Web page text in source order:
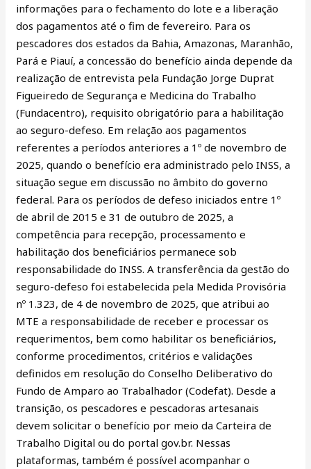
informações para o fechamento do lote e a liberação
dos pagamentos até o fim de fevereiro. Para os
pescadores dos estados da Bahia, Amazonas, Maranhão,
Pará e Piauí, a concessão do benefício ainda depende da
realização de entrevista pela Fundação Jorge Duprat
Figueiredo de Segurança e Medicina do Trabalho
(Fundacentro), requisito obrigatório para a habilitação
ao seguro-defeso. Em relação aos pagamentos
referentes a períodos anteriores a 1º de novembro de
2025, quando o benefício era administrado pelo INSS, a
situação segue em discussão no âmbito do governo
federal. Para os períodos de defeso iniciados entre 1º
de abril de 2015 e 31 de outubro de 2025, a
competência para recepção, processamento e
habilitação dos beneficiários permanece sob
responsabilidade do INSS. A transferência da gestão do
seguro-defeso foi estabelecida pela Medida Provisória
nº 1.323, de 4 de novembro de 2025, que atribui ao
MTE a responsabilidade de receber e processar os
requerimentos, bem como habilitar os beneficiários,
conforme procedimentos, critérios e validações
definidos em resolução do Conselho Deliberativo do
Fundo de Amparo ao Trabalhador (Codefat). Desde a
transição, os pescadores e pescadoras artesanais
devem solicitar o benefício por meio da Carteira de
Trabalho Digital ou do portal gov.br. Nessas
plataformas, também é possível acompanhar o